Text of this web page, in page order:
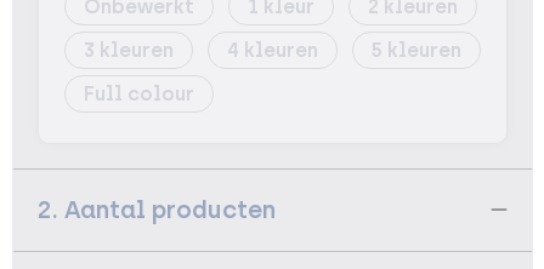
Onbewerkt
1
2
3
4
5
Full colour
2. Aantal producten